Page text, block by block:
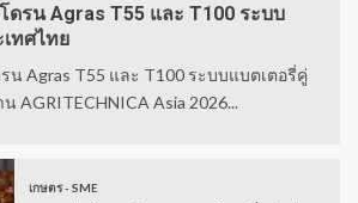
ดรน Agras T55 และ T100 ระบบ
ทศไทย
น Agras T55 และ T100 ระบบแบตเตอรี่คู่
AGRITECHNICA Asia 2026...
เกษตร - SME